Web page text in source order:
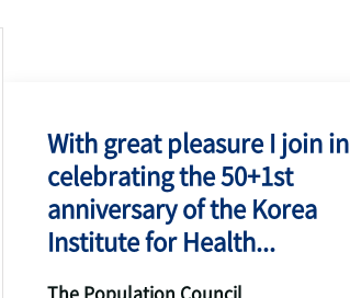
With great pleasure I join in
celebrating the 50+1st
anniversary of the Korea
Institute for Health...
The Population Council